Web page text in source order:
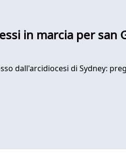
in marcia per san
dall'arcidiocesi di Sydney: